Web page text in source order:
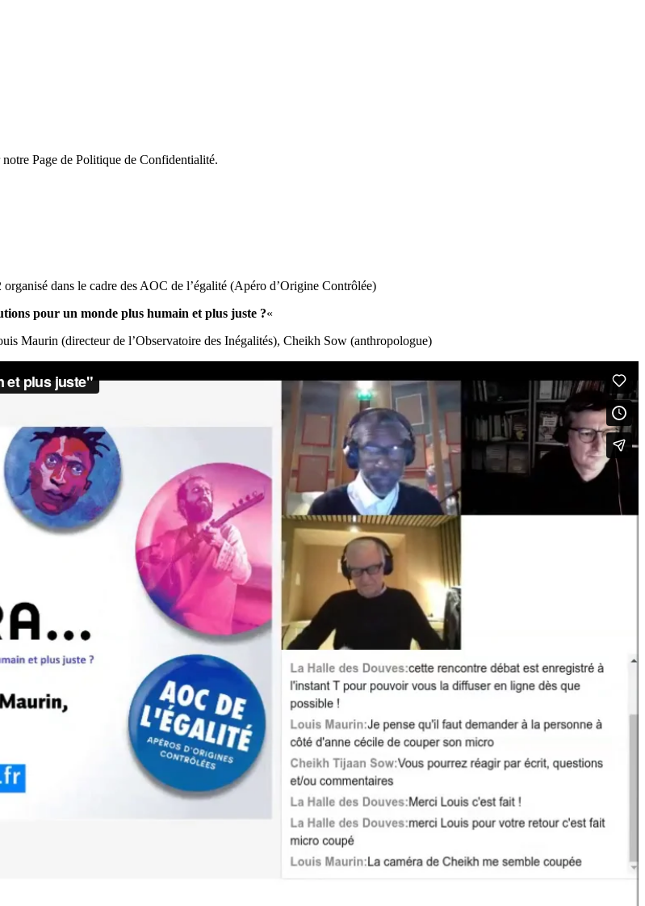
Page de Politique de Confidentialité.
organisé dans le cadre des AOC de l’égalité (Apéro d’Origine Contrôlée)
pour un monde plus humain et plus juste ?«
Maurin (directeur de l’Observatoire des Inégalités), Cheikh Sow (anthropologue)